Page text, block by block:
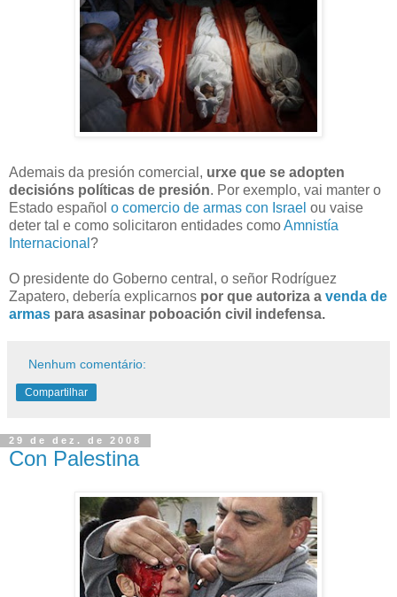
Ademais da presión comercial, urxe que se adopten
decisións políticas de presión. Por exemplo, vai manter o
Estado español o comercio de armas con Israel ou vaise
deter tal e como solicitaron entidades comoAmnistía
Internacional ?
O presidente do Goberno central, o señor Rodríguez
Zapatero, debería explicarnos por que autoriza a venda de
armas para asasinar poboación civil indefensa.
Nenhum comentário:
Compartilhar
29 de dez. de 2008
Con Palestina